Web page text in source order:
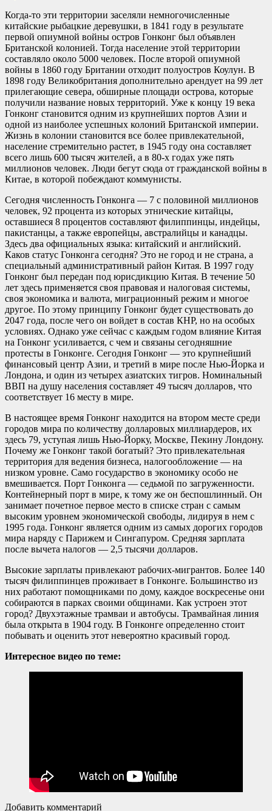
Когда-то эти территории заселяли немногочисленные
китайские рыбацкие деревушки, в 1841 году в результате
первой опиумной войны остров Гонконг был объявлен
Британской колонией. Тогда население этой территории
составляло около 5000 человек. После второй опиумной
войны в 1860 году Британии отходит полуостров Коулун. В
1898 году Великобритания дополнительно арендует на 99 лет
прилегающие севера, обширные площади острова, которые
получили название новых территорий. Уже к концу 19 века
Гонконг становится одним из крупнейших портов Азии и
одной из наиболее успешных колоний Британской империи.
Жизнь в колонии становится все более привлекательной,
население стремительно растет, в 1945 году она составляет
всего лишь 600 тысяч жителей, а в 80-х годах уже пять
миллионов человек. Люди бегут сюда от гражданской войны в
Китае, в которой побеждают коммунисты.
Сегодня численность Гонконга — 7 с половиной миллионов
человек, 92 процента из которых этнические китайцы,
оставшиеся 8 процентов составляют филиппинцы, индейцы,
пакистанцы, а также европейцы, австралийцы и канадцы.
Здесь два официальных языка: китайский и английский.
Каков статус Гонконга сегодня? Это не город и не страна, а
специальный административный район Китая. В 1997 году
Гонконг был передан под юрисдикцию Китая. В течение 50
лет здесь применяется своя правовая и налоговая системы,
своя экономика и валюта, миграционный режим и многое
другое. По этому принципу Гонконг будет существовать до
2047 года, после чего он войдет в состав КНР, но на особых
условиях. Однако уже сейчас с каждым годом влияние Китая
на Гонконг усиливается, с чем и связаны сегодняшние
протесты в Гонконге. Сегодня Гонконг — это крупнейший
финансовый центр Азии, и третий в мире после Нью-Йорка и
Лондона, и один из четырех азиатских тигров. Номинальный
ВВП на душу населения составляет 49 тысяч долларов, что
соответствует 16 месту в мире.
В настоящее время Гонконг находится на втором месте среди
городов мира по количеству долларовых миллиардеров, их
здесь 79, уступая лишь Нью-Йорку, Москве, Пекину Лондону.
Почему же Гонконг такой богатый? Это привлекательная
территория для ведения бизнеса, налогообложение — на
низком уровне. Само государство в экономику особо не
вмешивается. Порт Гонконга — седьмой по загруженности.
Контейнерный порт в мире, к тому же он беспошлинный. Он
занимает почетное первое место в списке стран с самым
высоким уровнем экономической свободы, лидируя в нем с
1995 года. Гонконг является одним из самых дорогих городов
мира наряду с Парижем и Сингапуром. Средняя зарплата
после вычета налогов — 2,5 тысячи долларов.
Высокие зарплаты привлекают рабочих-мигрантов. Более 140
тысяч филиппинцев проживает в Гонконге. Большинство из
них работают помощниками по дому, каждое воскресенье они
собираются в парках своими общинами. Как устроен этот
город? Двухэтажные трамваи и автобусы. Трамвайная линия
была открыта в 1904 году. В Гонконге определенно стоит
побывать и оценить этот невероятно красивый город.
Интересное видео по теме:
Добавить комментарий